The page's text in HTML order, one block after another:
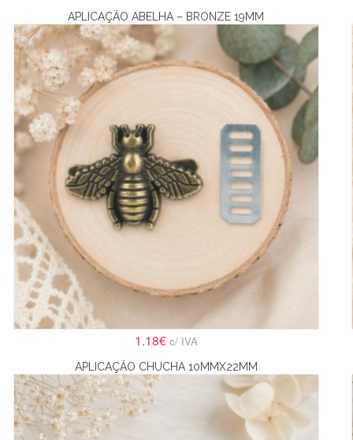
APLICAÇÃO ABELHA – BRONZE 19MM
1.18€ c/ IVA
APLICAÇÃO CHUCHA 10MMX22MM